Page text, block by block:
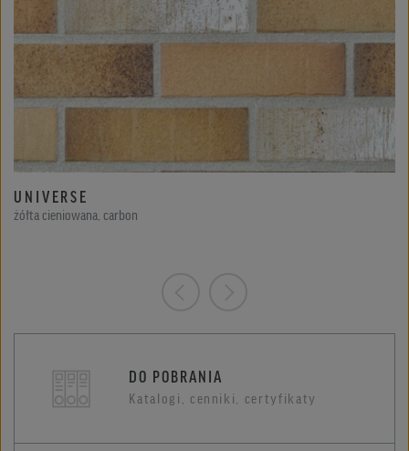
UNIVERSE
żółta cieniowana, carbon
DO POBRANIA
Katalogi, cenniki, certyfikaty